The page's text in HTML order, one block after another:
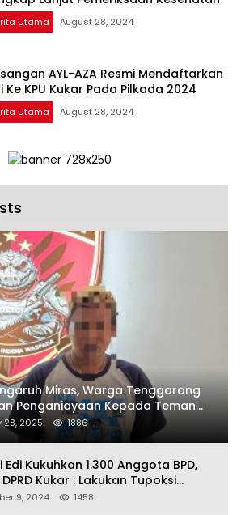
Utama August 28, 2024
AYL-AZA Resmi Mendaftarkan
Ke KPU Kukar Pada Pilkada 2024
Utama August 28, 2024
Miras, Warga Tenggarong
Penganiayaan Kepada Teman
28, 2025 1886
Edi Kukuhkan 1.300 Anggota BPD,
Kukar : Lakukan Tupoksi
Baik Untuk Wujudkan
9, 2024 1458